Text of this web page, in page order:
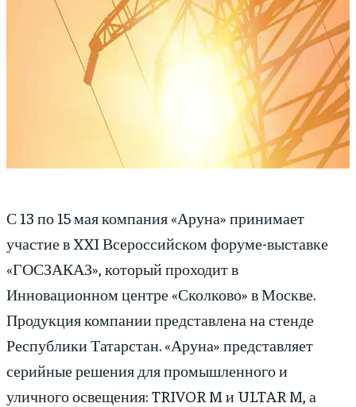
С 13 по 15 мая компания «Аруна» принимает
участие в XXI Всероссийском форуме-выставке
«ГОСЗАКАЗ», который проходит в
Инновационном центре «Сколково» в Москве.
Продукция компании представлена на стенде
Республики Татарстан. «Аруна» представляет
серийные решения для промышленного и
уличного освещения: TRIVOR M и ULTAR M, а